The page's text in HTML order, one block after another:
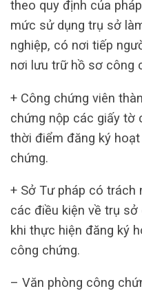
theo quy định của
mức sử dụng trụ sở
nghiệp, có nơi tiếp
nơi lưu trữ hồ sơ công
+ Công chứng viên
chứng nộp các giấy tờ
thời điểm đăng ký
chứng.
+ Sở Tư pháp có trách
các điều kiện về trụ
khi thực hiện đăng ký
công chứng.
– Văn phòng công